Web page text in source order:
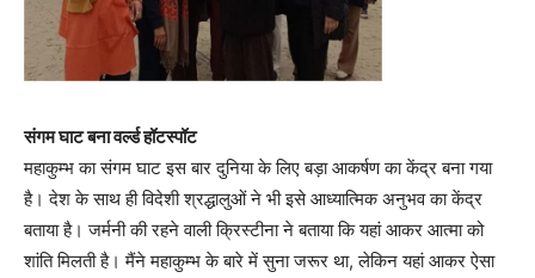
संगम घाट बना वर्ल्ड हॉटस्पॉट
महाकुम्भ का संगम घाट इस बार दुनिया के लिए बड़ा आकर्षण का केंद्र बना गया
है। देश के साथ ही विदेशी श्रद्धालुओं ने भी इसे आध्यात्मिक अनुभव का केंद्र
बताया है। जर्मनी की रहने वाली क्रिस्टीना ने बताया कि यहां आकर आत्मा को
शांति मिलती है। मैंने महाकुम्भ के बारे में सुना जरूर था, लेकिन यहां आकर ऐसा